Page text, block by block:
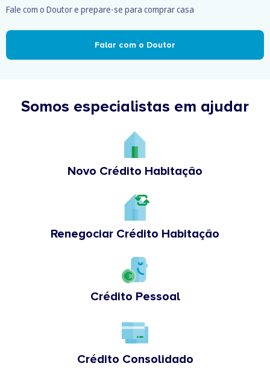
Fale com o Doutor e prepare-se para comprar casa
Falar com o Doutor
Somos especialistas em ajudar
Novo Crédito Habitação
Renegociar Crédito Habitação
Crédito Pessoal
Crédito Consolidado